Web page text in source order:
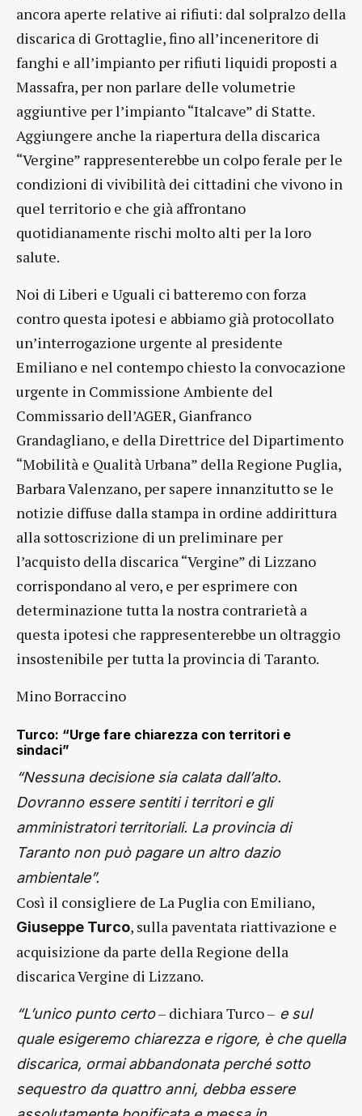
ancora aperte relative ai rifiuti: dal solpralzo della
discarica di Grottaglie, fino all’inceneritore di
fanghi e all’impianto per rifiuti liquidi proposti a
Massafra, per non parlare delle volumetrie
aggiuntive per l’impianto “Italcave” di Statte.
Aggiungere anche la riapertura della discarica
“Vergine” rappresenterebbe un colpo ferale per le
condizioni di vivibilità dei cittadini che vivono in
quel territorio e che già affrontano
quotidianamente rischi molto alti per la loro
salute.
Noi di Liberi e Uguali ci batteremo con forza
contro questa ipotesi e abbiamo già protocollato
un’interrogazione urgente al presidente
Emiliano e nel contempo chiesto la convocazione
urgente in Commissione Ambiente del
Commissario dell’AGER, Gianfranco
Grandagliano, e della Direttrice del Dipartimento
“Mobilità e Qualità Urbana” della Regione Puglia,
Barbara Valenzano, per sapere innanzitutto se le
notizie diffuse dalla stampa in ordine addirittura
alla sottoscrizione di un preliminare per
l’acquisto della discarica “Vergine” di Lizzano
corrispondano al vero, e per esprimere con
determinazione tutta la nostra contrarietà a
questa ipotesi che rappresenterebbe un oltraggio
insostenibile per tutta la provincia di Taranto.
Mino Borraccino
Turco: “Urge fare chiarezza con territori e
sindaci”
“Nessuna decisione sia calata dall’alto.
Dovranno essere sentiti i territori e gli
amministratori territoriali. La provincia di
Taranto non può pagare un altro dazio
ambientale”.
Così il consigliere de La Puglia con Emiliano,
Giuseppe Turco, sulla paventata riattivazione e
acquisizione da parte della Regione della
discarica Vergine di Lizzano.
“L’unico punto certo– dichiara Turco – e sul
quale esigeremo chiarezza e rigore, è che quella
discarica, ormai abbandonata perché sotto
sequestro da quattro anni, debba essere